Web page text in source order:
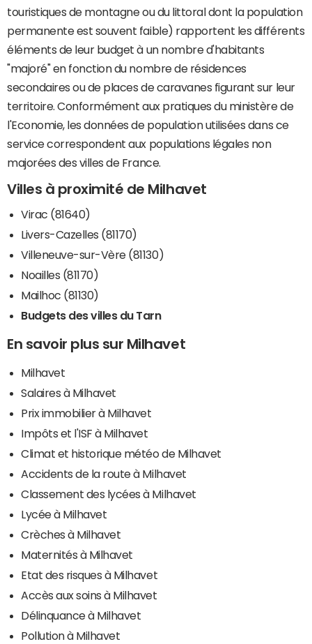
touristiques de montagne ou du littoral dont la population
permanente est souvent faible) rapportent les différents
éléments de leur budget à un nombre d'habitants
"majoré" en fonction du nombre de résidences
secondaires ou de places de caravanes figurant sur leur
territoire. Conformément aux pratiques du ministère de
l'Economie, les données de population utilisées dans ce
service correspondent aux populations légales non
majorées des villes de France.
Villes à proximité de Milhavet
Virac (81640)
Livers-Cazelles (81170)
Villeneuve-sur-Vère (81130)
Noailles (81170)
Mailhoc (81130)
Budgets des villes du Tarn
En savoir plus sur Milhavet
Milhavet
Salaires à Milhavet
Prix immobilier à Milhavet
Impôts et l'ISF à Milhavet
Climat et historique météo de Milhavet
Accidents de la route à Milhavet
Classement des lycées à Milhavet
Lycée à Milhavet
Crèches à Milhavet
Maternités à Milhavet
Etat des risques à Milhavet
Accès aux soins à Milhavet
Délinquance à Milhavet
Pollution à Milhavet